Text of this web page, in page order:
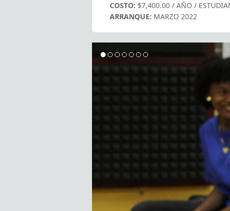
COSTO: $7,400.00 / AÑO /
ARRANQUE: MARZO 2022